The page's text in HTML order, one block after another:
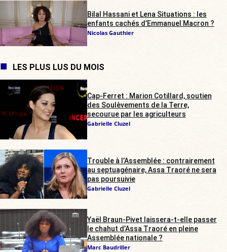
Bilal Hassani et Lena Situations : les
enfants cachés d’Emmanuel Macron ?
Nicolas Gauthier
LES PLUS LUS DU MOIS
Cap-Ferret : Marion Cotillard, soutien
des Soulèvements de la Terre,
secourue par les agriculteurs
Gabrielle Cluzel
Trouble à l’Assemblée : contrairement
au septuagénaire, Assa Traoré ne sera
pas poursuivie
Gabrielle Cluzel
Yaël Braun-Pivet laissera-t-elle passer
le chahut d’Assa Traoré en pleine
Assemblée nationale ?
Marc Baudriller